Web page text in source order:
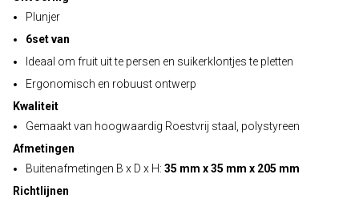
Plunjer
6set van
Ideaal om fruit uit te persen en suikerklontjes te pletten
Ergonomisch en robuust ontwerp
Kwaliteit
Gemaakt van hoogwaardig Roestvrij staal, polystyreen
Afmetingen
Buitenafmetingen B x D x H: 35 mm x 35 mm x 205 mm
Richtlijnen